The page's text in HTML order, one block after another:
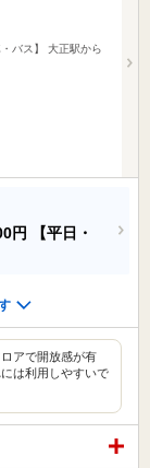
バス】 大正駅から
円
【平日・
アで開放感が有
は利用しやすいで